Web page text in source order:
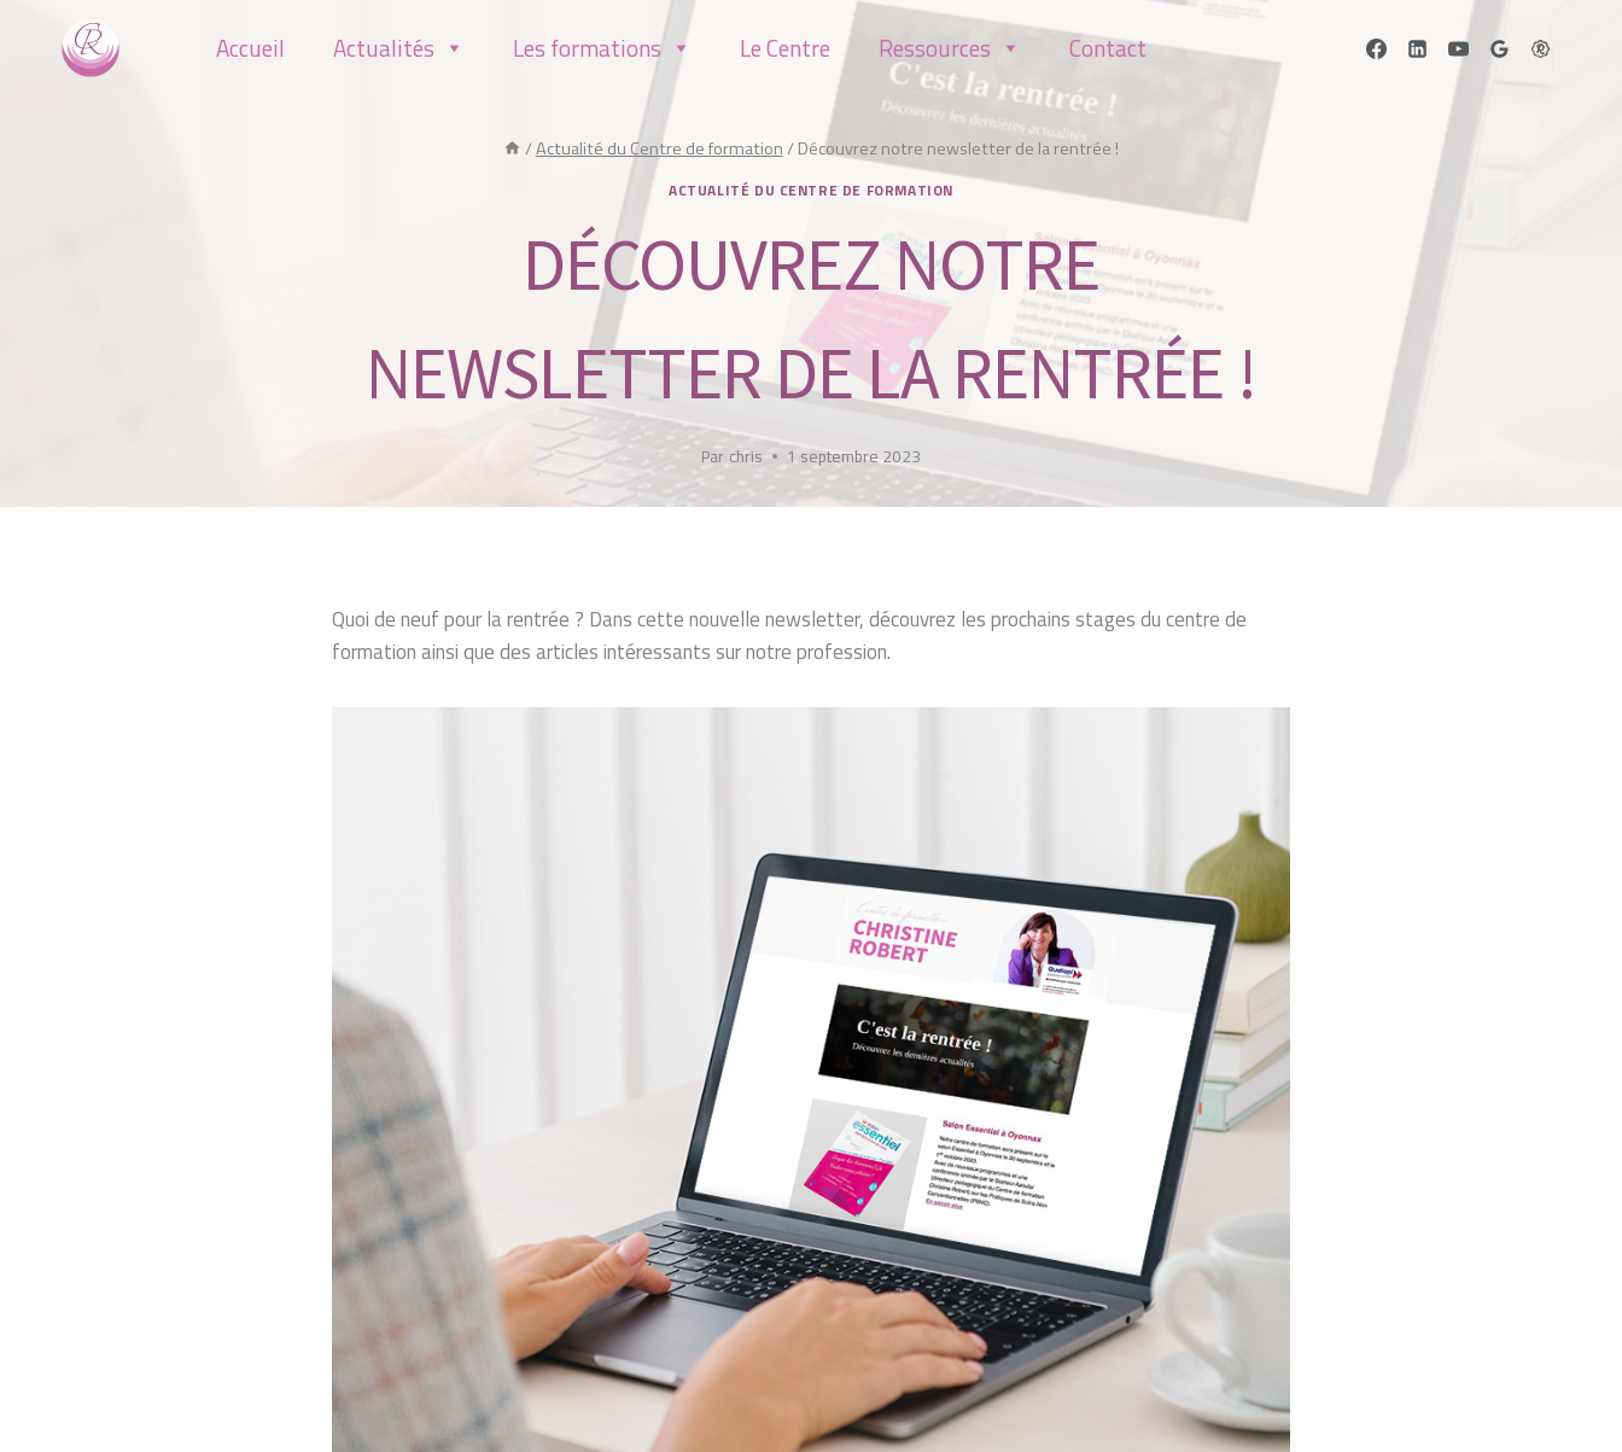
Accueil Actualités Les formations Le Centre Ressources Contact
/Actualité du Centre de formation/Découvrez notre newsletter de la rentrée !
ACTUALITÉ DU CENTRE DE FORMATION
DÉCOUVREZ NOTRE
NEWSLETTER DE LA RENTRÉE !
Par chris 1 septembre 2023
Quoi de neuf pour la rentrée ? Dans cette nouvelle newsletter, découvrez les prochains stages du centre de
formation ainsi que des articles intéressants sur notre profession.